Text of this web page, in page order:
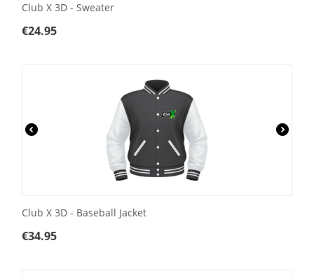
Club X 3D - Sweater
€24.95
Club X 3D - Baseball Jacket
€34.95